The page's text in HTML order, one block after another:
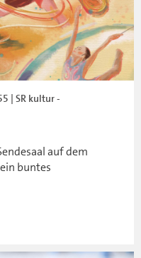
| SR kultur -
auf dem
buntes